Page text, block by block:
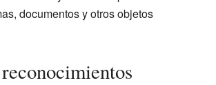
documentos y otros objetos